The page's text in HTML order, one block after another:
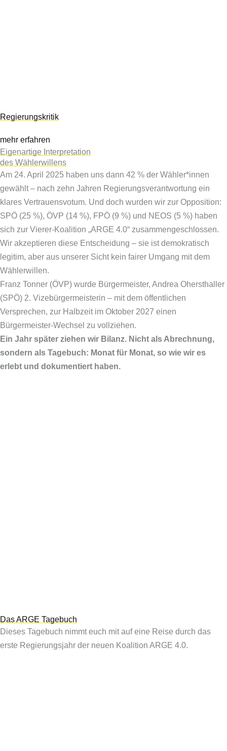
Regierungskritik
mehr erfahren
Eigenartige Interpretation
des Wählerwillens
Am 24. April 2025 haben uns dann 42 % der Wähler*innen
gewählt – nach zehn Jahren Regierungsverantwortung ein
klares Vertrauensvotum. Und doch wurden wir zur Opposition:
SPÖ (25 %), ÖVP (14 %), FPÖ (9 %) und NEOS (5 %) haben
sich zur Vierer-Koalition „ARGE 4.0“ zusammengeschlossen.
Wir akzeptieren diese Entscheidung – sie ist demokratisch
legitim, aber aus unserer Sicht kein fairer Umgang mit dem
Wählerwillen.
Franz Tonner (ÖVP) wurde Bürgermeister, Andrea Ohersthaller
(SPÖ) 2. Vizebürgermeisterin – mit dem öffentlichen
Versprechen, zur Halbzeit im Oktober 2027 einen
Bürgermeister-Wechsel zu vollziehen.
Ein Jahr später ziehen wir Bilanz. Nicht als Abrechnung,
sondern als Tagebuch: Monat für Monat, so wie wir es
erlebt und dokumentiert haben.
Das ARGE Tagebuch
Dieses Tagebuch nimmt euch mit auf eine Reise durch das
erste Regierungsjahr der neuen Koalition ARGE 4.0.